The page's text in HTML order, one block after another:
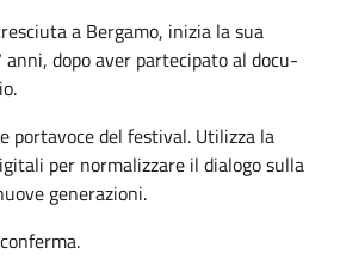
a Bergamo, inizia la sua
dopo aver partecipato al docu-
portavoce del festival. Utilizza la
per normalizzare il dialogo sulla
generazioni.